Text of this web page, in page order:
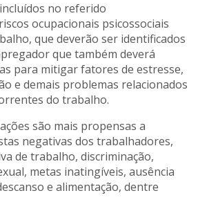
no referido
ocupacionais psicossociais
que deverão ser identificados
que também deverá
para mitigar fatores de estresse,
e demais problemas relacionados
do trabalho.
são mais propensas a
negativas dos trabalhadores,
de trabalho, discriminação,
metas inatingíveis, ausência
e alimentação, dentre